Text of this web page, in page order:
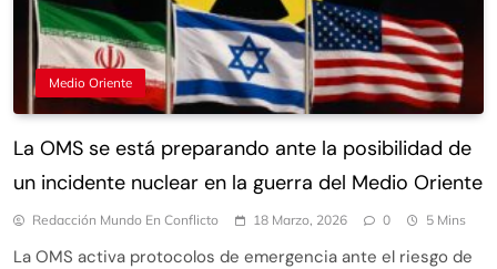
Medio Oriente
La OMS se está preparando ante la posibilidad de
un incidente nuclear en la guerra del Medio Oriente
Redacción Mundo En Conflicto 18 Marzo, 2026 0 5 Mins
La OMS activa protocolos de emergencia ante el riesgo de